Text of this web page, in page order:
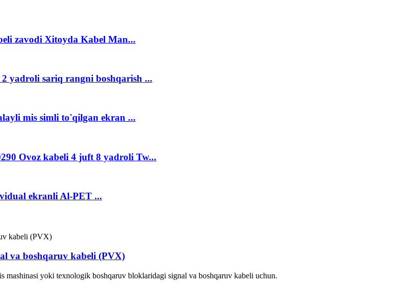
zavodi Xitoyda Kabel Man...
yadroli sariq rangni boshqarish ...
mis simli to'qilgan ekran ...
Ovoz kabeli 4 juft 8 yadroli Tw...
ekranli Al-PET ...
va boshqaruv kabeli (PVX)
yoki texnologik boshqaruv bloklaridagi signal va boshqaruv kabeli uchun.